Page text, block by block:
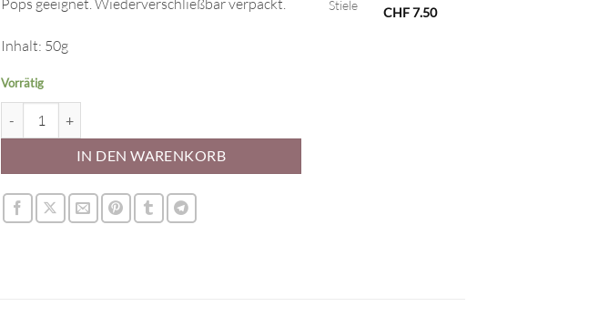
Inhalt: 50g
Vorrätig
IN DEN WARENKORB
CHF7.50